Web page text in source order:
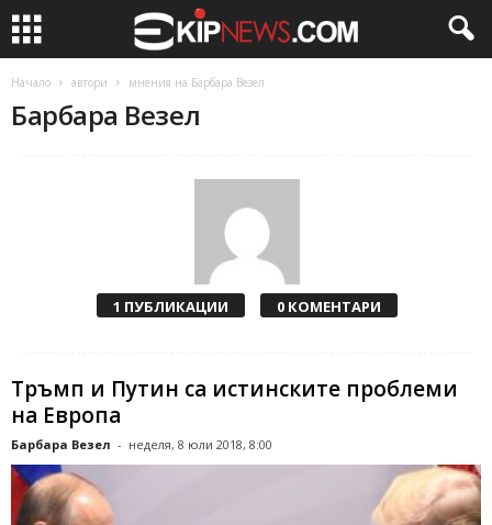
Начало автори мнения на Барбара Везел
Барбара Везел
1 ПУБЛИКАЦИИ 0 КОМЕНТАРИ
Тръмп и Путин са истинските проблеми
на Европа
Барбара Везел - неделя, 8 юли 2018, 8:00